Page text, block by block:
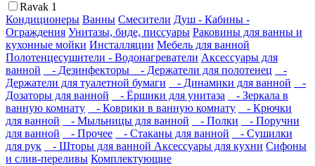
Ravak 1
Кондиционеры Ванны Смесители Душ - Кабины -
Ограждения Унитазы, биде, писсуары Раковины для ванны и
кухонные мойки Инсталляции Мебель для ванной
Полотенцесушители - Водонагреватели Аксессуары для
ванной
- Дезинфекторы - Держатели для полотенец
-
Держатели для туалетной бумаги
- Динамики для ванной
-
Дозаторы для ванной
- Ёршики для унитаза
- Зеркала в
ванную комнату
- Коврики в ванную комнату
- Крючки
для ванной
- Мыльницы для ванной - Полки
- Поручни
для ванной
- Прочее - Стаканы для ванной
- Сушилки
для рук
- Шторы для ванной Аксессуары для кухни Сифоны
и слив-переливы Комплектующие